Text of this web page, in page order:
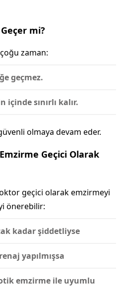
mi?
zaman:
geçmez.
sınırlı kalır.
olmaya devam eder.
Geçici Olarak
geçici olarak emzirmeyi
önerebilir:
kadar şiddetliyse
yapılmışsa
emzirme ile uyumlu